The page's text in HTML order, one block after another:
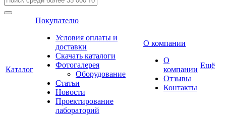
Каталог
Покупателю
Условия оплаты и
доставки
Скачать каталоги
Фотогалерея
Оборудование
Статьи
Новости
Проектирование
лабораторий
О компании
О
компании
Отзывы
Контакты
Ещё